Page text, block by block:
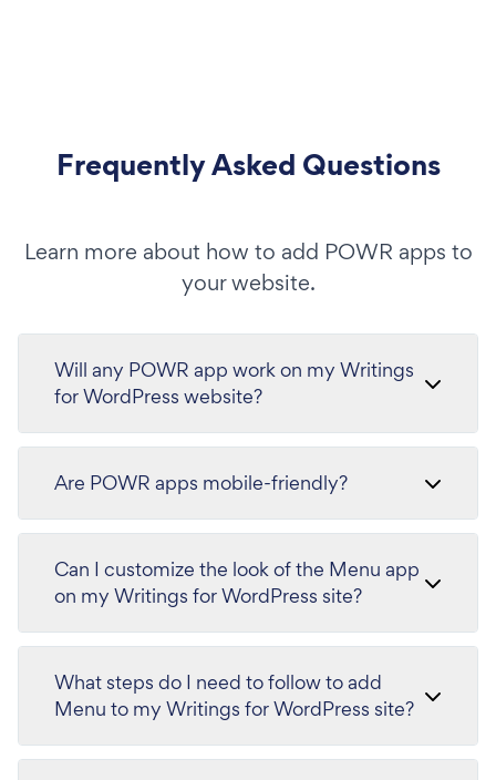
Frequently Asked Questions
Learn more about how to add POWR apps to
your website.
Will any POWR app work on my Writings
for WordPress website?
Are POWR apps mobile-friendly?
Can I customize the look of the Menu app
on my Writings for WordPress site?
What steps do I need to follow to add
Menu to my Writings for WordPress site?